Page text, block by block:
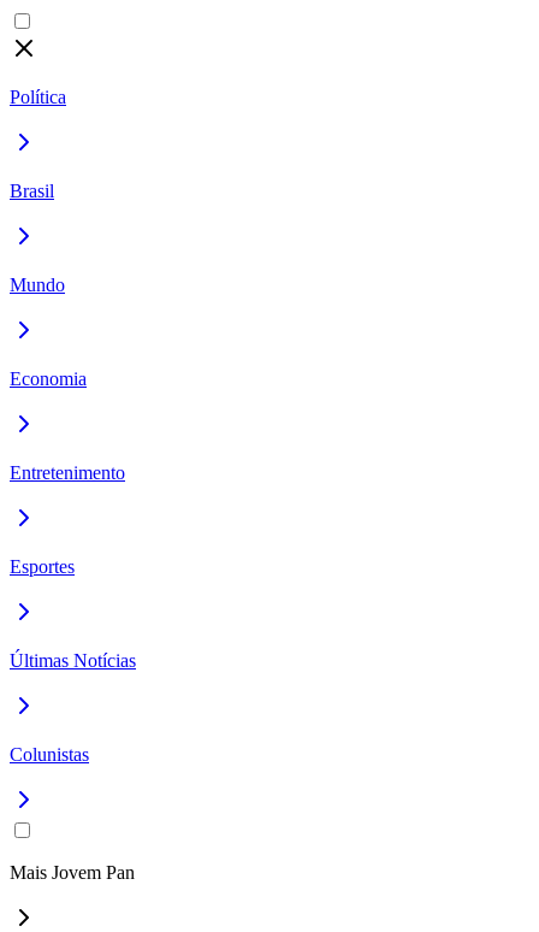
Política
Brasil
Mundo
Economia
Entretenimento
Esportes
Últimas Notícias
Colunistas
Mais Jovem Pan